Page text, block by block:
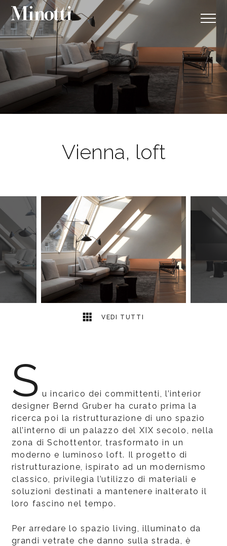
Vienna, loft
VEDI TUTTI
2
S u incarico dei committenti, l’interior
designer Bernd Gruber ha curato prima la
ricerca poi la ristrutturazione di uno spazio
all’interno di un palazzo del XIX secolo, nella
zona di Schottentor, trasformato in un
moderno e luminoso loft. Il progetto di
ristrutturazione, ispirato ad un modernismo
classico, privilegia l’utilizzo di materiali e
soluzioni destinati a mantenere inalterato il
loro fascino nel tempo.
Per arredare lo spazio living, illuminato da
grandi vetrate che danno sulla strada, è